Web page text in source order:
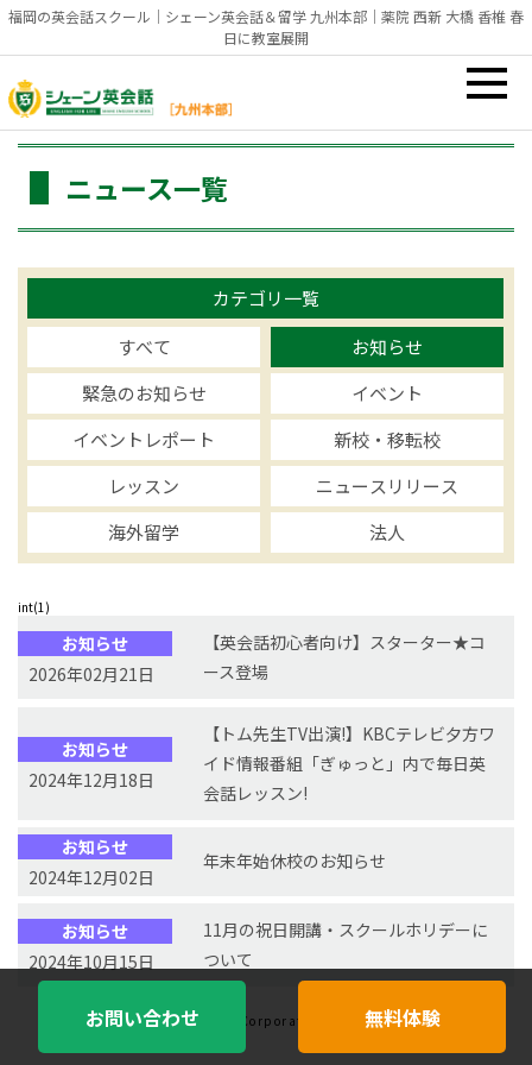
福岡の英会話スクール｜シェーン英会話＆留学 九州本部｜薬院 西新 大橋 香椎 春
日に教室展開
ニュース一覧
カテゴリ一覧
すべて
お知らせ
緊急のお知らせ
イベント
イベントレポート
新校・移転校
レッスン
ニュースリリース
海外留学
法人
int(1)
お知らせ
2026年02月21日
【英会話初心者向け】スターター★コ
ース登場
お知らせ
2024年12月18日
【トム先生TV出演!】KBCテレビ夕方ワ
イド情報番組「ぎゅっと」内で毎日英
会話レッスン!
お知らせ
2024年12月02日
年末年始休校のお知らせ
お知らせ
2024年10月15日
11月の祝日開講・スクールホリデーに
ついて
お問い合わせ 無料体験
Copyright © 2012 Shane Corporation. All rights reserved.